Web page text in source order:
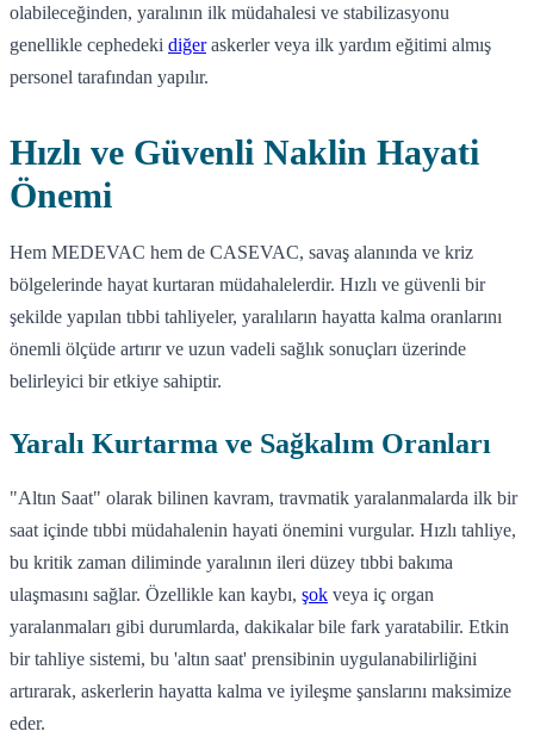
olabileceğinden, yaralının ilk müdahalesi ve stabilizasyonu
genellikle cephedeki diğeraskerler veya ilk yardım eğitimi almış
personel tarafından yapılır.
Hızlı ve Güvenli Naklin Hayati
Önemi
Hem MEDEVAC hem de CASEVAC, savaş alanında ve kriz
bölgelerinde hayat kurtaran müdahalelerdir. Hızlı ve güvenli bir
şekilde yapılan tıbbi tahliyeler, yaralıların hayatta kalma oranlarını
önemli ölçüde artırır ve uzun vadeli sağlık sonuçları üzerinde
belirleyici bir etkiye sahiptir.
Yaralı Kurtarma ve Sağkalım Oranları
"Altın Saat" olarak bilinen kavram, travmatik yaralanmalarda ilk bir
saat içinde tıbbi müdahalenin hayati önemini vurgular. Hızlı tahliye,
bu kritik zaman diliminde yaralının ileri düzey tıbbi bakıma
ulaşmasını sağlar. Özellikle kan kaybı, şok veya iç organ
yaralanmaları gibi durumlarda, dakikalar bile fark yaratabilir. Etkin
bir tahliye sistemi, bu 'altın saat' prensibinin uygulanabilirliğini
artırarak, askerlerin hayatta kalma ve iyileşme şanslarını maksimize
eder.